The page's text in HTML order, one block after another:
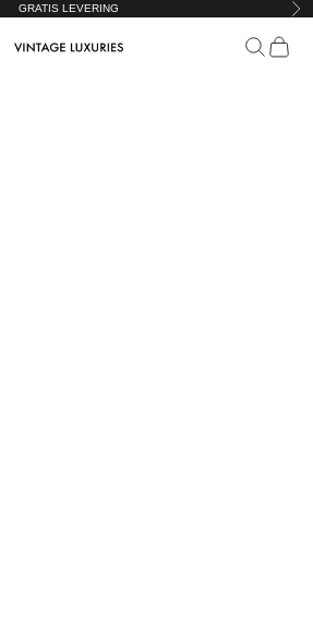
GRATIS LEVERING
Vintage Luxuries ÅbnÅbn